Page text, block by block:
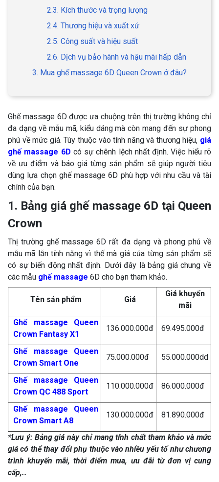
2.3. Kích thước và trọng lượng
2.4. Thương hiệu và xuất xứ
2.5. Công suất và hiệu suất
2.6. Dịch vụ bảo hành và hậu mãi hấp dẫn
3. Mua ghế massage 6D Queen Crown ở đâu?
Ghế massage 6D được ưa chuộng trên thị trường không chỉ
đa dạng về mẫu mã, kiểu dáng mà còn mang đến sự phong
phú về mức giá. Tùy thuộc vào tính năng và thương hiệu, giá
ghế massage 6D có sự chênh lệch nhất định. Việc hiểu rõ
về ưu điểm và báo giá từng sản phẩm sẽ giúp người tiêu
dùng lựa chọn ghế massage 6D phù hợp với nhu cầu và tài
chính của bạn.
1. Bảng giá ghế massage 6D tại Queen
Crown
Thị trường ghế massage 6D rất đa dạng và phong phú về
mẫu mã lẫn tính năng vì thế mà giá của từng sản phẩm sẽ
có sự biến động nhất định. Dưới đây là bảng giá chung về
các mẫu ghế massage 6D cho bạn tham khảo.
Tên sản phẩm Giá
Giá khuyến
mãi
Ghế massage Queen
Crown Fantasy X1
136.000.000đ 69.495.000đ
Ghế massage Queen
Crown Smart One
75.000.000đ 55.000.000dd
Ghế massage Queen
Crown QC 488 Sport
110.000.000đ 86.000.000đ
Ghế massage Queen
Crown Smart A8
130.000.000đ 81.890.000đ
*Lưu ý: Bảng giá này chỉ mang tính chất tham khảo và mức
giá có thể thay đổi phụ thuộc vào nhiều yếu tố như chương
trình khuyến mãi, thời điểm mua, ưu đãi từ đơn vị cung
cấp,..